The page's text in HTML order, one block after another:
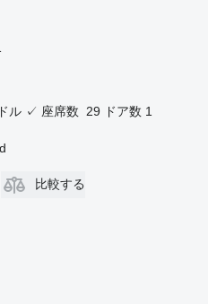
ル ✓ 座席数 29 ドア数 1
比較する